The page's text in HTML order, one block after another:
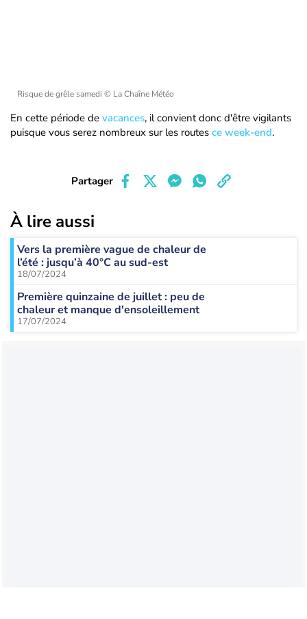
Risque de grêle samedi © La Chaîne Météo
En cette période de vacances, il convient donc d'être vigilants
puisque vous serez nombreux sur les routes ce week-end.
Partager
À lire aussi
Vers la première vague de chaleur de
l’été : jusqu’à 40°C au sud-est
18/07/2024
Première quinzaine de juillet : peu de
chaleur et manque d'ensoleillement
17/07/2024